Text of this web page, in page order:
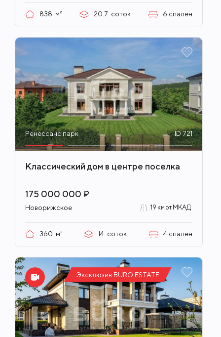
838 м² 20.7 соток 6 спален
Ренессанс парк ID 721
Классический дом в центре поселка
175 000 000 ₽
Новорижское 19 км от МКАД
360 м² 14 соток 4 спален
Эксклюзив BURO ESTATE